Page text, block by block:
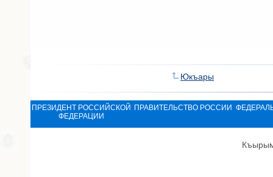
Юкъары
ПРЕЗИДЕНТ РОССИЙСКОЙ
ФЕДЕРАЦИИ
ПРАВИТЕЛЬСТВО РОССИИ